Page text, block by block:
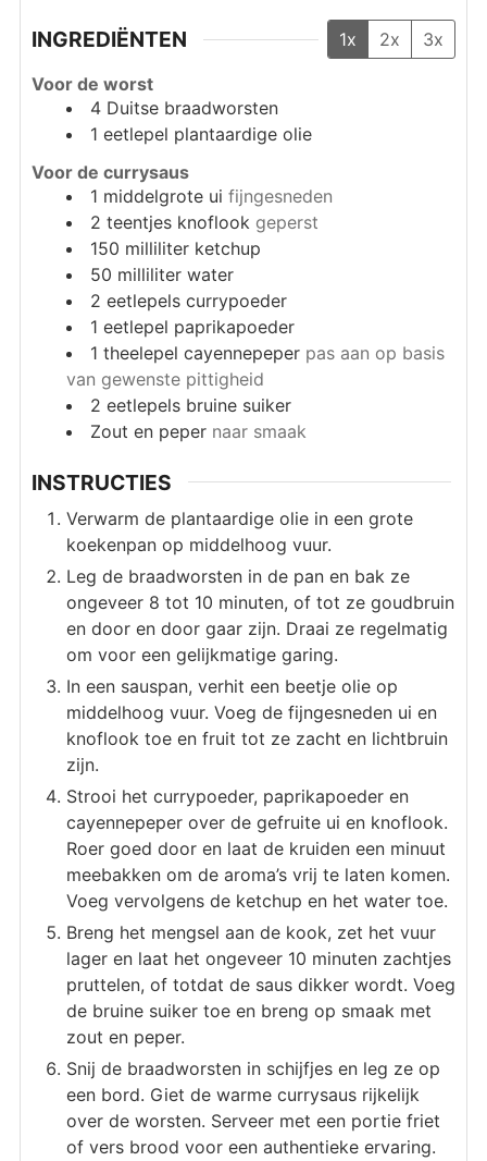
INGREDIËNTEN 1x 2x 3x
Voor de worst
4 Duitse braadworsten
1 eetlepel plantaardige olie
Voor de currysaus
1 middelgrote ui fijngesneden
2 teentjes knoflook geperst
150 milliliter ketchup
50 milliliter water
2 eetlepels currypoeder
1 eetlepel paprikapoeder
1 theelepel cayennepeper pas aan op basis
van gewenste pittigheid
2 eetlepels bruine suiker
Zout en peper naar smaak
INSTRUCTIES
Verwarm de plantaardige olie in een grote
koekenpan op middelhoog vuur.
Leg de braadworsten in de pan en bak ze
ongeveer 8 tot 10 minuten, of tot ze goudbruin
en door en door gaar zijn. Draai ze regelmatig
om voor een gelijkmatige garing.
In een sauspan, verhit een beetje olie op
middelhoog vuur. Voeg de fijngesneden ui en
knoflook toe en fruit tot ze zacht en lichtbruin
zijn.
Strooi het currypoeder, paprikapoeder en
cayennepeper over de gefruite ui en knoflook.
Roer goed door en laat de kruiden een minuut
meebakken om de aroma’s vrij te laten komen.
Voeg vervolgens de ketchup en het water toe.
Breng het mengsel aan de kook, zet het vuur
lager en laat het ongeveer 10 minuten zachtjes
pruttelen, of totdat de saus dikker wordt. Voeg
de bruine suiker toe en breng op smaak met
zout en peper.
Snij de braadworsten in schijfjes en leg ze op
een bord. Giet de warme currysaus rijkelijk
over de worsten. Serveer met een portie friet
of vers brood voor een authentieke ervaring.